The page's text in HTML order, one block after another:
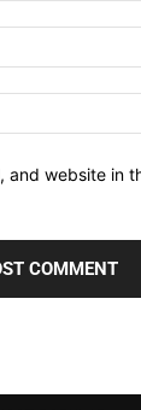
and website in